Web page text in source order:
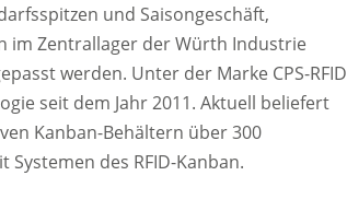
und Saisongeschäft,
im Zentrallager der Würth Industrie
werden. Unter der Marke CPS-RFID
seit dem Jahr 2011. Aktuell beliefert
Kanban-Behältern über 300
des RFID-Kanban.